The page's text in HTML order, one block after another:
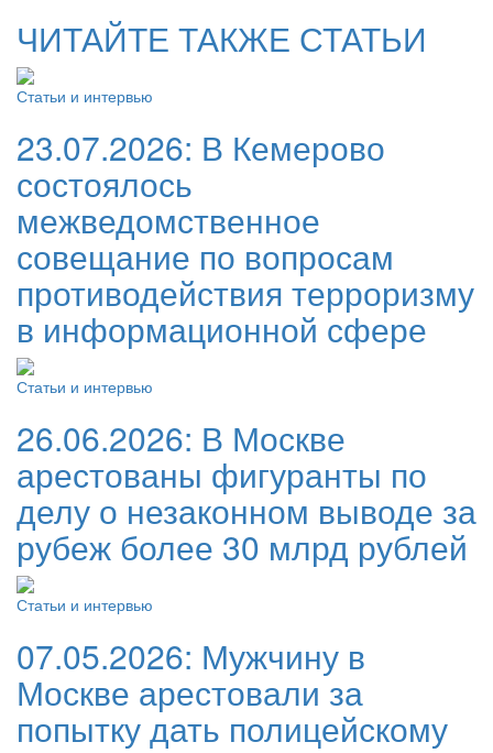
ЧИТАЙТЕ ТАКЖЕ СТАТЬИ
Статьи и интервью
23.07.2026: В Кемерово
состоялось
межведомственное
совещание по вопросам
противодействия терроризму
в информационной сфере
Статьи и интервью
26.06.2026: В Москве
арестованы фигуранты по
делу о незаконном выводе за
рубеж более 30 млрд рублей
Статьи и интервью
07.05.2026: Мужчину в
Москве арестовали за
попытку дать полицейскому